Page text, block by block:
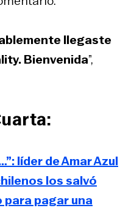
llegaste
Bienvenida”,
líder de Amar Azul
los salvó
pagar una